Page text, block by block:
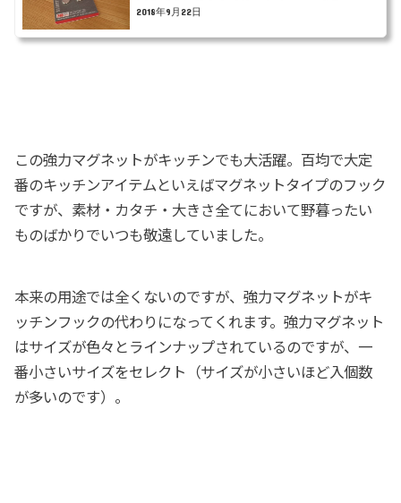
2018年9月22日
この強力マグネットがキッチンでも大活躍。百均で大定
番のキッチンアイテムといえばマグネットタイプのフック
ですが、素材・カタチ・大きさ全てにおいて野暮ったい
ものばかりでいつも敬遠していました。
本来の用途では全くないのですが、強力マグネットがキ
ッチンフックの代わりになってくれます。強力マグネット
はサイズが色々とラインナップされているのですが、一
番小さいサイズをセレクト（サイズが小さいほど入個数
が多いのです）。